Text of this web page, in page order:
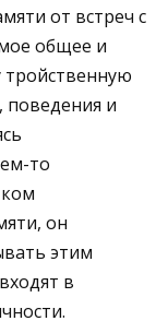
от встреч с
общее и
тройственную
поведения и
то
он
этим
в